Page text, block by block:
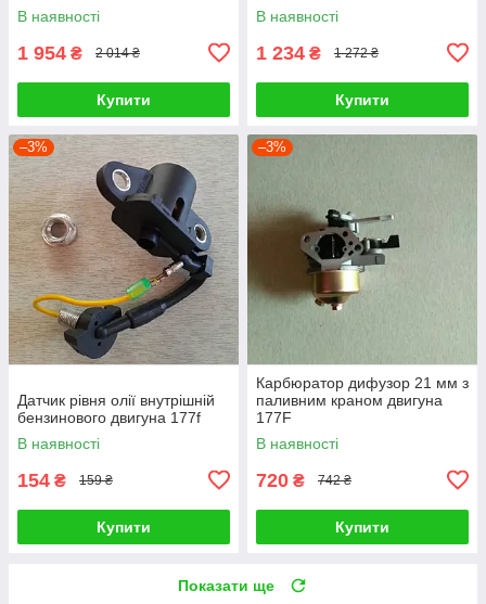
В наявності
1 954 ₴ 2 014 ₴
Купити
В наявності
1 234 ₴ 1 272 ₴
Купити
–3%
Датчик рівня олії внутрішній
бензинового двигуна 177f
В наявності
154 ₴ 159 ₴
Купити
–3%
Карбюратор дифузор 21 мм з
паливним краном двигуна
177F
В наявності
720 ₴ 742 ₴
Купити
Показати ще